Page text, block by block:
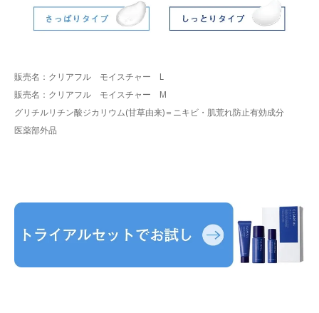
販売名：クリアフル モイスチャー L
販売名：クリアフル モイスチャー M
グリチルリチン酸ジカリウム(甘草由来)＝ニキビ・肌荒れ防止有効成分
医薬部外品